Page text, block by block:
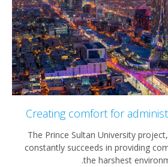
Creating comfort for
The Prince Sultan University
constantly succeeds in
the harshest